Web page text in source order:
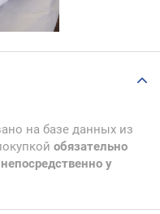
на базе данных из
обязательно
у